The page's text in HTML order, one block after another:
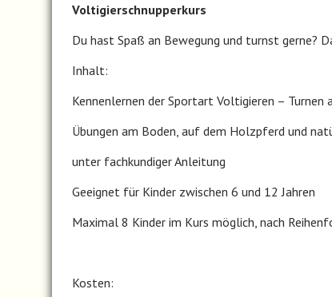
Voltigierschnupperkurs
Du hast Spaß an Bewegung und turnst gerne?
Inhalt:
Kennenlernen der Sportart Voltigieren – Turnen
Übungen am Boden, auf dem Holzpferd und
unter fachkundiger Anleitung
Geeignet für Kinder zwischen 6 und 12 Jahren
Maximal 8 Kinder im Kurs möglich, nach
Kosten: